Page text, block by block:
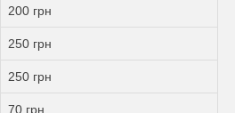
200 грн
250 грн
250 грн
70 грн